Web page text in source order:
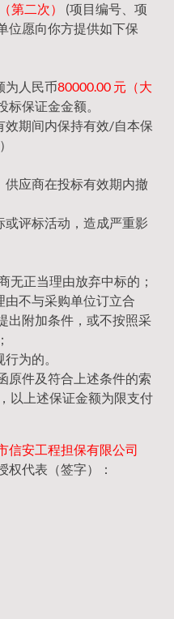
第二次）
(项目编号、项
位愿向你方提供如下保
为人民币80000.00 元（大
标保证金金额。
效期间内保持有效/自本保
供应商在投标有效期内撤
或评标活动，造成严重影
无正当理由放弃中标的；
由不与采购单位订立合
出附加条件，或不按照采
为的。
原件及符合上述条件的索
以上述保证金额为限支付
信安工程担保有限公司
权代表（签字）：